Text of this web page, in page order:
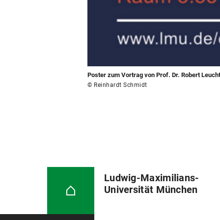
Poster zum Vortrag von Prof. Dr. Robert
© Reinhardt Schmidt
Ludwig-Maximilians-
Universität München